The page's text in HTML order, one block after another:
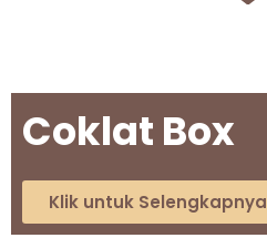
Coklat Box
Klik untuk Selengkapnya